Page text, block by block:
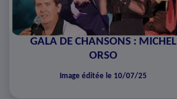
GALA DE CHANSONS : MICHEL
ORSO
Image éditée le 10/07/25